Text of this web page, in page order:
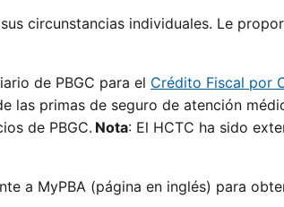
circunstancias individuales. Le
de PBGC para el Crédito Fiscal por
las primas de seguro de atención
de PBGC. Nota: El HCTC ha sido
a MyPBA (página en inglés) para